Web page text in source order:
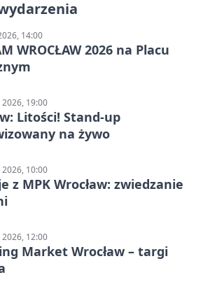
14:00
WROCŁAW 2026 na Placu
19:00
Litości! Stand-up
na żywo
10:00
z MPK Wrocław: zwiedzanie
12:00
Market Wrocław – targi